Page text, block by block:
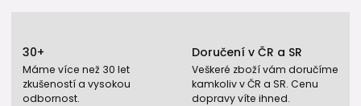
30+
Máme více než 30 let
zkušeností a vysokou
odbornost.
Doručení v ČR a SR
Veškeré zboží vám doručíme
kamkoliv v ČR a SR. Cenu
dopravy víte ihned.